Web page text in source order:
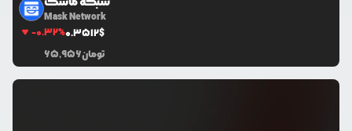
Mask Network
-0.32%0.3512$
65,956تومان